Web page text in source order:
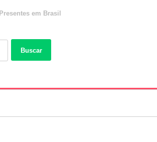
Presentes em Brasil
Buscar